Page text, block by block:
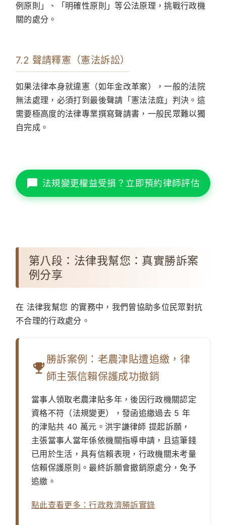
例原則」、「明確性原則」等公法原理，挑戰行政機
關的處分。
7.2 聲請釋憲（憲法訴訟）
如果法律本身就違憲（如年金改革案），一般的法院
無法處理，必須打到最後聲請「憲法法庭」判決。這
需要極高度的法律專業撰寫聲請書，一般民眾難以獨
自完成。
法規變更權益受損？立即預約律師評估
第八段：法律我幫您：真實勝訴案
例分享
在 法律我幫您 的實務中，我們曾協助多位民眾對抗
不合理的行政處分。
勝訴案例：老農津貼遭追繳，律
師主張信賴保護成功撤銷
當事人領取老農津貼多年，後因行政機關認定
資格不符（法規變更），發函追繳過去 5 年
的津貼共 40 萬元。 洪宇謙律師 提起訴願，
主張當事人當年係依機關指導申請，且這筆錢
已用於生活，具有信賴表現，行政機關未考量
信賴保護原則。最終訴願會撤銷原處分，免予
追繳。
點此查看更多：行政救濟勝訴實錄